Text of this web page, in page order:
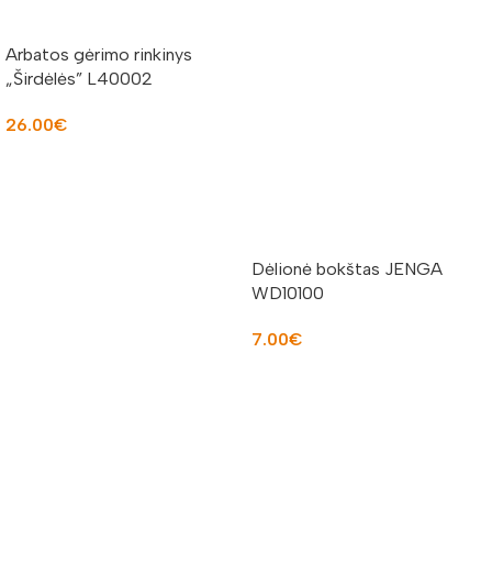
Arbatos gėrimo rinkinys
„Širdėlės” L40002
26.00€
Dėlionė bokštas JENGA
WD10100
7.00€